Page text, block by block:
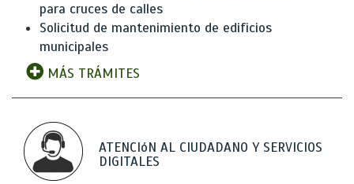
para cruces de calles
Solicitud de mantenimiento de edificios
municipales
MÁS TRÁMITES
ATENCIóN AL CIUDADANO Y SERVICIOS
DIGITALES